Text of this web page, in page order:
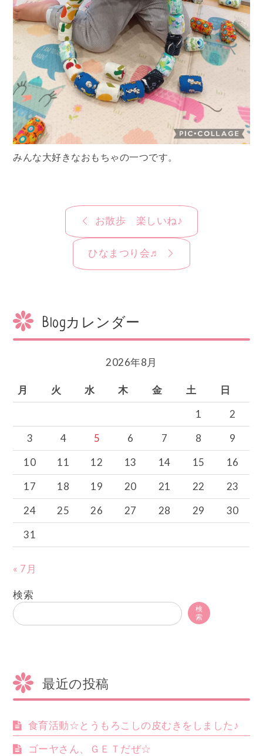
みんな大好きなおもちゃの一つです。
ョ
ン
お散歩 楽しいね♪
ひなまつり会♬
Blogカレンダー
2026年8月
月 火 水 木 金 土
日
1
2
3
4 5 6 7 8
9
10
11 12 13 14 15
16
17
18 19 20 21 22
23
24
25 26 27 28 29
30
31
« 7月
検索
検
索
最近の投稿
食育活動☆とうもろこしの皮むきをしました♪
ゴーヤさん、ＧＥＴだぜ☆